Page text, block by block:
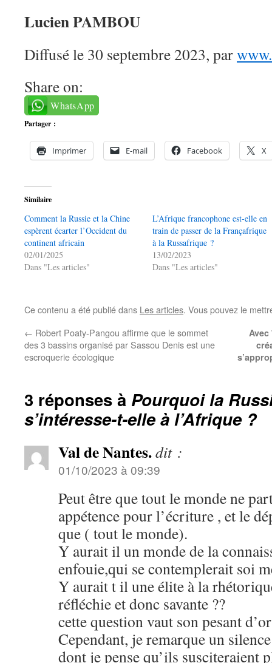
Lucien PAMBOU
Diffusé le 30 septembre 2023, par
Share on:
WhatsApp
Partager :
Imprimer E-mail Facebook X
Similaire
Comment la Russie et la Chine
espèrent écarter l’Occident du
continent africain
02/01/2025
Dans "Les articles"
L’Afrique francophone est-elle en
train de passer de la Françafrique
à la Russafrique ?
13/02/2023
Dans "Les articles"
Ce contenu a été publié dans Les articles. Vous pouvez le
← Robert Poaty-Pangou affirme que le sommet
des 3 bassins organisé par Sassou Denis est une
escroquerie écologique
Avec
3 réponses à Pourquoi la
s’intéresse-t-elle à l’Afrique ?
Val de Nantes.dit :
01/10/2023 à 09:39
Peut être que tout le monde ne
appétence pour l’écriture , et le
que ( tout le monde).
Y aurait il un monde de la
enfouie,qui se contemplerait soi
Y aurait t il une élite à la
réfléchie et donc savante ??
cette question vaut son pesant
Cependant, je remarque un
dont je pense qu’ils susciteraient